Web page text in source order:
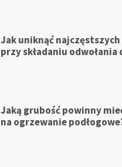
Jak uniknąć najczęstszych
przy składaniu odwołania
Jaką grubość powinny
na ogrzewanie